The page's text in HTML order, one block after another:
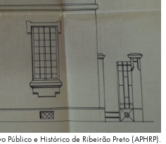
Público e Histórico de Ribeirão Preto (APHRP).